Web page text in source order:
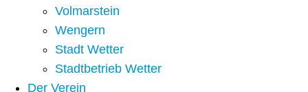
Volmarstein
Wengern
Stadt Wetter
Stadtbetrieb Wetter
Der Verein